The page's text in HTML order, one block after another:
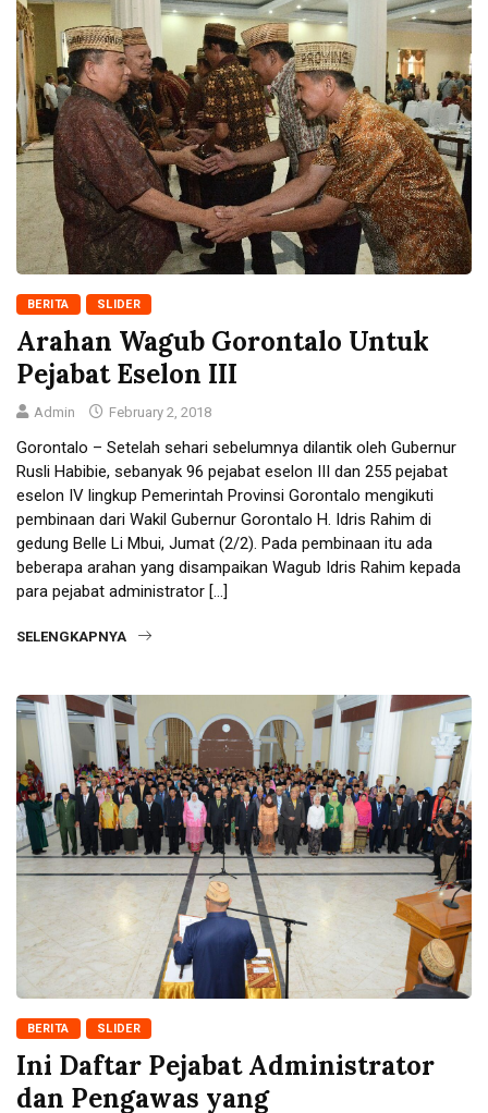
BERITA SLIDER
Arahan Wagub Gorontalo Untuk
Pejabat Eselon III
Admin February 2, 2018
Gorontalo – Setelah sehari sebelumnya dilantik oleh Gubernur
Rusli Habibie, sebanyak 96 pejabat eselon III dan 255 pejabat
eselon IV lingkup Pemerintah Provinsi Gorontalo mengikuti
pembinaan dari Wakil Gubernur Gorontalo H. Idris Rahim di
gedung Belle Li Mbui, Jumat (2/2). Pada pembinaan itu ada
beberapa arahan yang disampaikan Wagub Idris Rahim kepada
para pejabat administrator […]
SELENGKAPNYA
BERITA SLIDER
Ini Daftar Pejabat Administrator
dan Pengawas yang